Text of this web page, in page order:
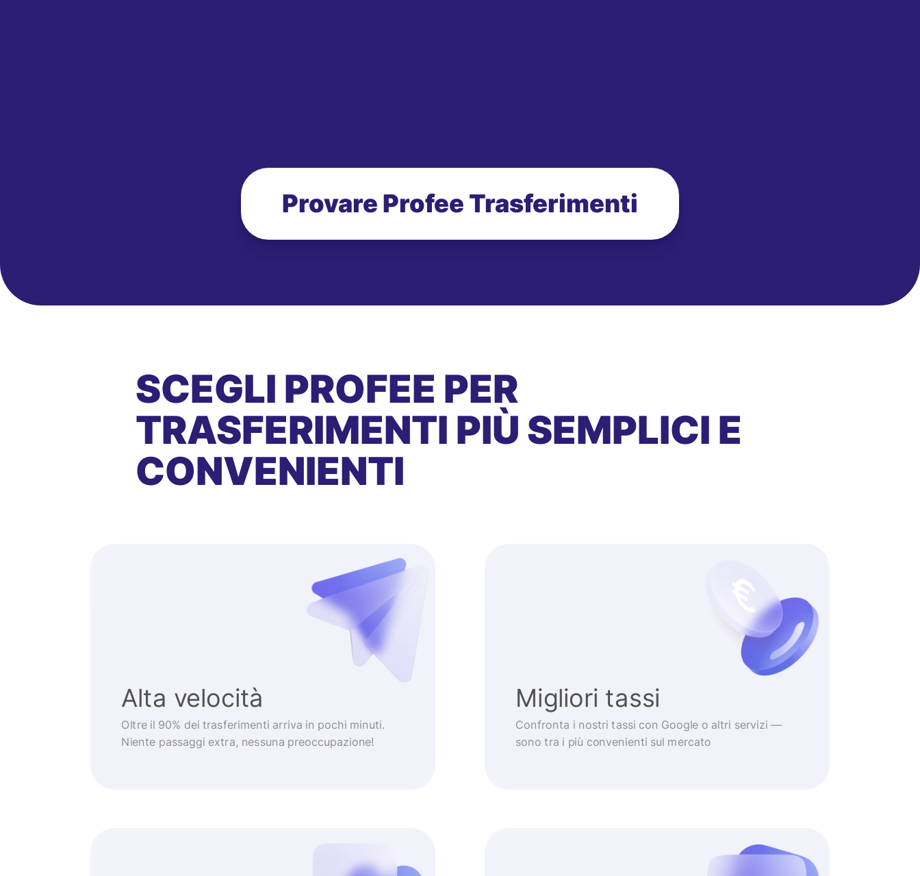
Provare Profee Trasferimenti
SCEGLI PROFEE PER
TRASFERIMENTI PIÙ SEMPLICI E
CONVENIENTI
Alta velocità
Oltre il 90% dei trasferimenti arriva in pochi minuti.
Niente passaggi extra, nessuna preoccupazione!
Migliori tassi
Confronta i nostri tassi con Google o altri servizi —
sono tra i più convenienti sul mercato